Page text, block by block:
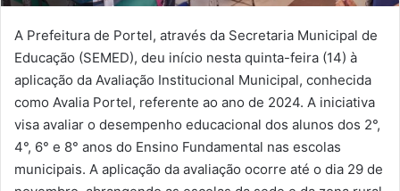
A Prefeitura de Portel, através da Secretaria Municipal de
Educação (SEMED), deu início nesta quinta-feira (14) à
aplicação da Avaliação Institucional Municipal, conhecida
como Avalia Portel, referente ao ano de 2024. A iniciativa
visa avaliar o desempenho educacional dos alunos dos 2°,
4°, 6° e 8° anos do Ensino Fundamental nas escolas
municipais. A aplicação da avaliação ocorre até o dia 29 de